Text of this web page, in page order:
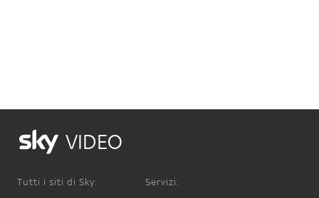
VIDEO
Tutti i siti di Sky: Servizi: